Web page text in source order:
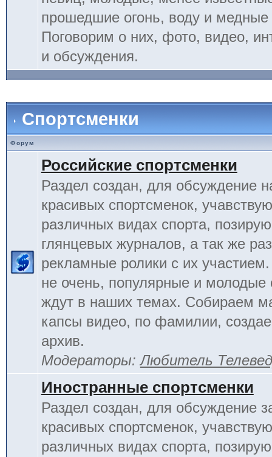
прошедшие огонь, воду и медные
Поговорим о них, фото, видео,
и обсуждения.
Спортсменки
Форум
Российские спортсменки
Раздел создан, для обсуждение
красивых спортсменок,
различных видах спорта,
глянцевых журналов, а так же
рекламные ролики с их
не очень, популярные и молодые
ждут в наших темах. Собираем
капсы видео, по фамилии,
архив.
Модераторы:Любитель
Иностранные спортсменки
Раздел создан, для обсуждение
красивых спортсменок,
различных видах спорта,